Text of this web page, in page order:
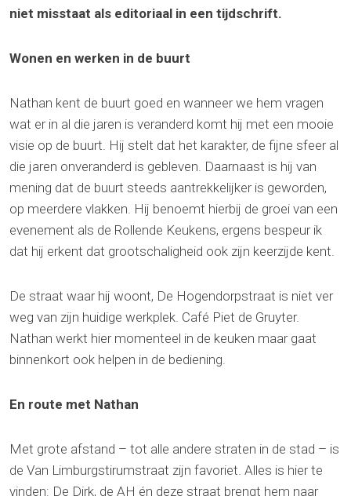
niet misstaat als editoriaal in een tijdschrift.
Wonen en werken in de buurt
Nathan kent de buurt goed en wanneer we hem vragen
wat er in al die jaren is veranderd komt hij met een mooie
visie op de buurt. Hij stelt dat het karakter, de fijne sfeer al
die jaren onveranderd is gebleven. Daarnaast is hij van
mening dat de buurt steeds aantrekkelijker is geworden,
op meerdere vlakken. Hij benoemt hierbij de groei van een
evenement als de Rollende Keukens, ergens bespeur ik
dat hij erkent dat grootschaligheid ook zijn keerzijde kent.
De straat waar hij woont, De Hogendorpstraat is niet ver
weg van zijn huidige werkplek. Café Piet de Gruyter.
Nathan werkt hier momenteel in de keuken maar gaat
binnenkort ook helpen in de bediening.
En route met Nathan
Met grote afstand – tot alle andere straten in de stad – is
de Van Limburgstirumstraat zijn favoriet. Alles is hier te
vinden: De Dirk, de AH én deze straat brengt hem naar